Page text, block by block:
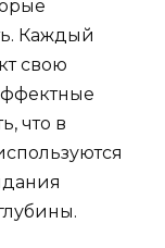
Каждый
свою
что в